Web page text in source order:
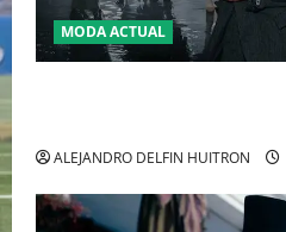
MODA ACTUAL
ALEJANDRO DELFIN HUITRON